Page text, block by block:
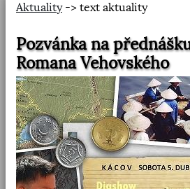
Aktuality-> text aktuality
Pozvánka na
Romana Vehovského